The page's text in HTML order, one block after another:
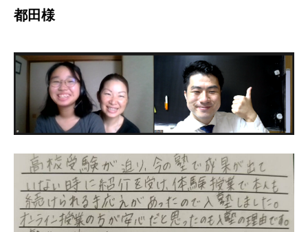
都田様